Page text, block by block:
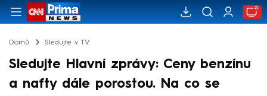
Domů Sledujte v TV
Sledujte Hlavní zprávy: Ceny benzínu
a nafty dále porostou. Na co se